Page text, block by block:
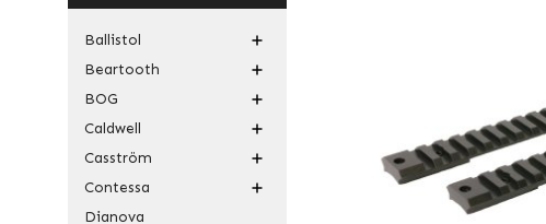
Ballistol
Beartooth
BOG
Caldwell
Casström
Contessa
Dianova